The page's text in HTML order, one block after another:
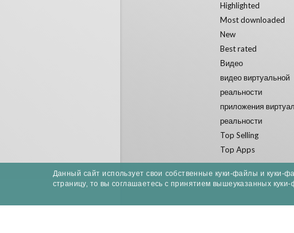
Highlighted
Most downloaded
New
Best rated
Видео
видео виртуальной
реальности
приложения
реальности
Top Selling
Top Apps
Данный сайт использует свои собственные куки-файлы и куки-
страницу, то вы соглашаетесь с принятием вышеуказанных